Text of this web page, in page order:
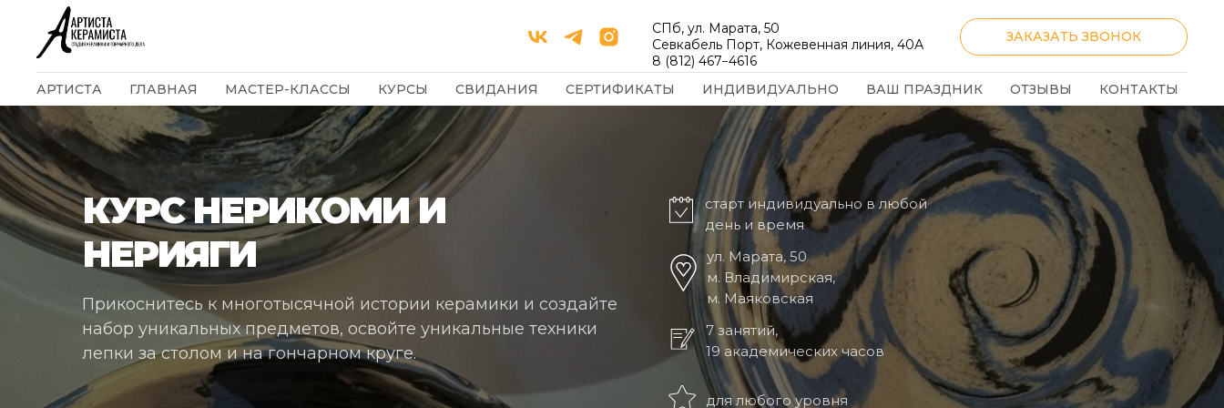
СПб, ул. Марата, 50
Севкабель Порт, Кожевенная линия, 40А
8 (812) 467−4616
ЗАКАЗАТЬ ЗВОНОК
АРТИСТА ГЛАВНАЯ МАСТЕР-КЛАССЫ КУРСЫ СВИДАНИЯ СЕРТИФИКАТЫ ИНДИВИДУАЛЬНО ВАШ ПРАЗДНИК ОТЗЫВЫ КОНТАКТЫ
ул. Марата, 50
м. Владимирская,
м. Маяковская
7 занятий,
19 академических часов
для любого уровня
старт индивидуально в любой
день и время
Прикоснитесь к многотысячной истории керамики и создайте
набор уникальных предметов, освойте уникальные техники
лепки за столом и на гончарном круге.
КУРС НЕРИКОМИ И
НЕРИЯГИ